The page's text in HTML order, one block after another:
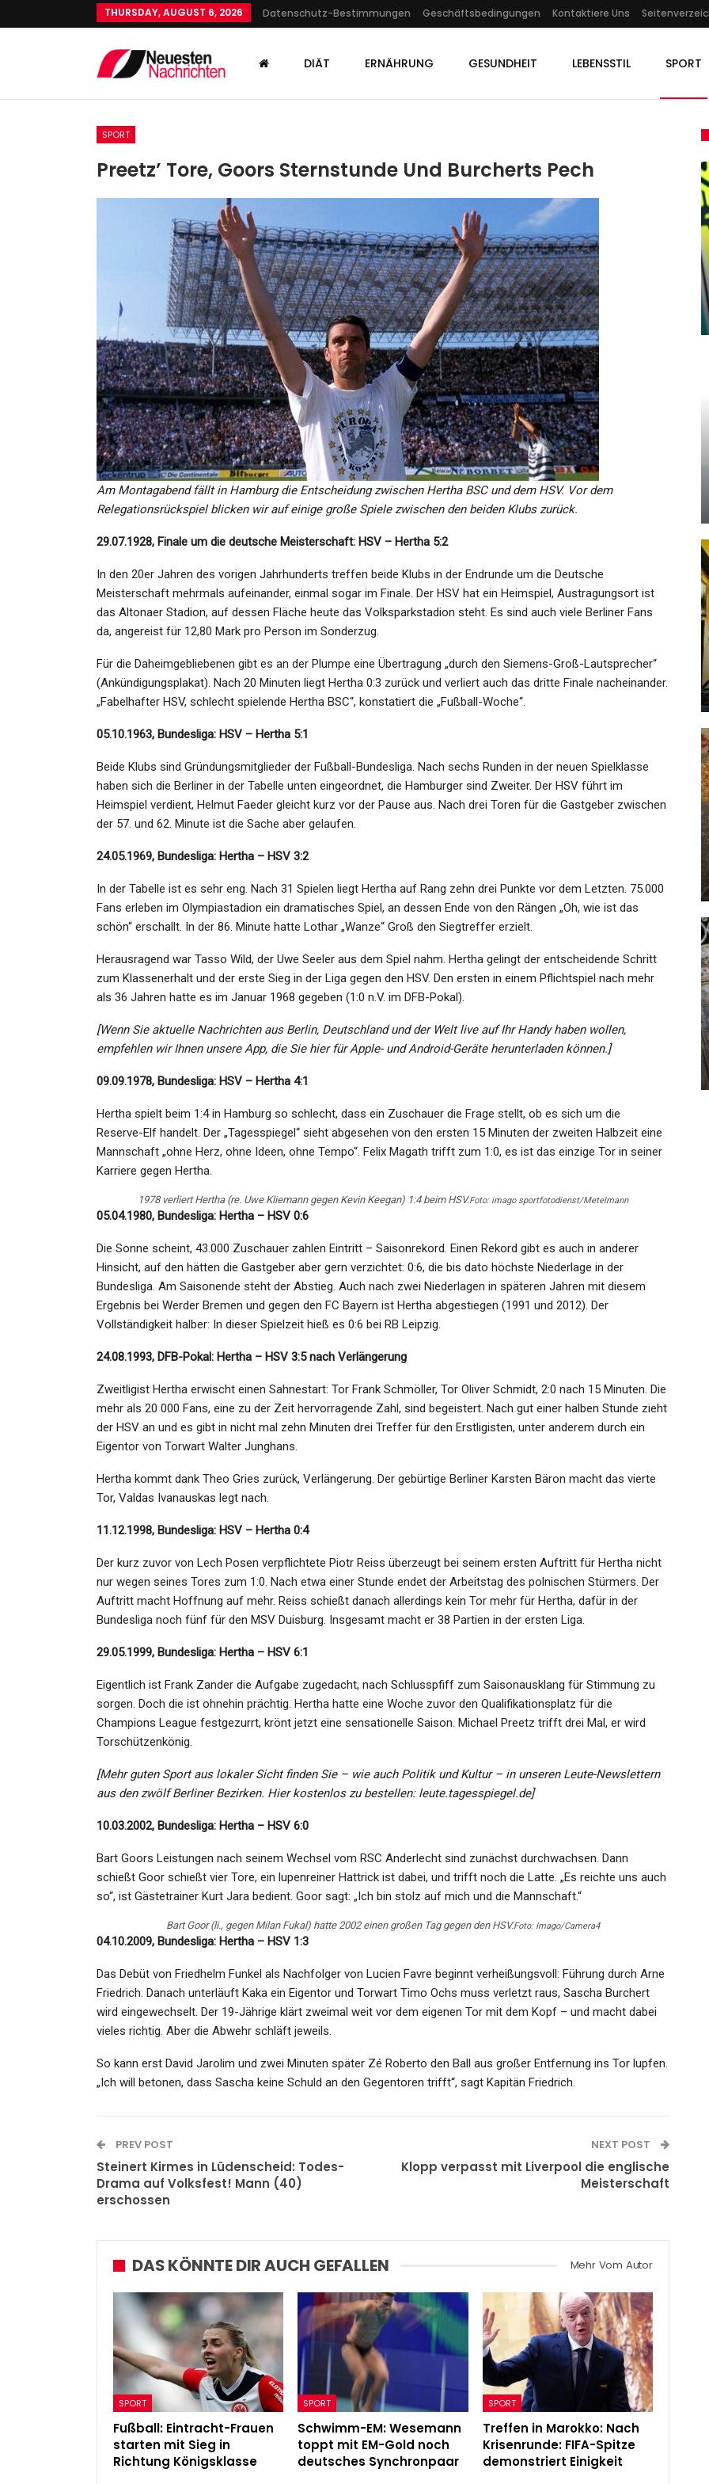
THURSDAY, AUGUST 6, 2026 Datenschutz-Bestimmungen Geschäftsbedingungen Kontaktiere Uns
DIÄT ERNÄHRUNG GESUNDHEIT LEBENSSTIL SPORT
SPORT
Preetz’ Tore, Goors Sternstunde Und Burcherts Pech
Am Montagabend fällt in Hamburg die Entscheidung zwischen Hertha BSC und dem HSV. Vor dem
Relegationsrückspiel blicken wir auf einige große Spiele zwischen den beiden Klubs zurück.
29.07.1928, Finale um die deutsche Meisterschaft: HSV – Hertha 5:2
In den 20er Jahren des vorigen Jahrhunderts treffen beide Klubs in der Endrunde um die Deutsche
Meisterschaft mehrmals aufeinander, einmal sogar im Finale. Der HSV hat ein Heimspiel, Austragungsort ist
das Altonaer Stadion, auf dessen Fläche heute das Volksparkstadion steht. Es sind auch viele Berliner Fans
da, angereist für 12,80 Mark pro Person im Sonderzug.
Für die Daheimgebliebenen gibt es an der Plumpe eine Übertragung „durch den Siemens-Groß-Lautsprecher“
(Ankündigungsplakat). Nach 20 Minuten liegt Hertha 0:3 zurück und verliert auch das dritte Finale nacheinander.
„Fabelhafter HSV, schlecht spielende Hertha BSC“, konstatiert die „Fußball-Woche“.
05.10.1963, Bundesliga: HSV – Hertha 5:1
Beide Klubs sind Gründungsmitglieder der Fußball-Bundesliga. Nach sechs Runden in der neuen Spielklasse
haben sich die Berliner in der Tabelle unten eingeordnet, die Hamburger sind Zweiter. Der HSV führt im
Heimspiel verdient, Helmut Faeder gleicht kurz vor der Pause aus. Nach drei Toren für die Gastgeber zwischen
der 57. und 62. Minute ist die Sache aber gelaufen.
24.05.1969, Bundesliga: Hertha – HSV 3:2
In der Tabelle ist es sehr eng. Nach 31 Spielen liegt Hertha auf Rang zehn drei Punkte vor dem Letzten. 75.000
Fans erleben im Olympiastadion ein dramatisches Spiel, an dessen Ende von den Rängen „Oh, wie ist das
schön“ erschallt. In der 86. Minute hatte Lothar „Wanze“ Groß den Siegtreffer erzielt.
Herausragend war Tasso Wild, der Uwe Seeler aus dem Spiel nahm. Hertha gelingt der entscheidende Schritt
zum Klassenerhalt und der erste Sieg in der Liga gegen den HSV. Den ersten in einem Pflichtspiel nach mehr
als 36 Jahren hatte es im Januar 1968 gegeben (1:0 n.V. im DFB-Pokal).
[Wenn Sie aktuelle Nachrichten aus Berlin, Deutschland und der Welt live auf Ihr Handy haben wollen,
empfehlen wir Ihnen unsere App, die Sie hier für Apple- und Android-Geräte herunterladen können.]
09.09.1978, Bundesliga: HSV – Hertha 4:1
Hertha spielt beim 1:4 in Hamburg so schlecht, dass ein Zuschauer die Frage stellt, ob es sich um die
Reserve-Elf handelt. Der „Tagesspiegel“ sieht abgesehen von den ersten 15 Minuten der zweiten Halbzeit eine
Mannschaft „ohne Herz, ohne Ideen, ohne Tempo“. Felix Magath trifft zum 1:0, es ist das einzige Tor in seiner
Karriere gegen Hertha.
1978 verliert Hertha (re. Uwe Kliemann gegen Kevin Keegan) 1:4 beim HSV.Foto: imago sportfotodienst/Metelmann
05.04.1980, Bundesliga: Hertha – HSV 0:6
Die Sonne scheint, 43.000 Zuschauer zahlen Eintritt – Saisonrekord. Einen Rekord gibt es auch in anderer
Hinsicht, auf den hätten die Gastgeber aber gern verzichtet: 0:6, die bis dato höchste Niederlage in der
Bundesliga. Am Saisonende steht der Abstieg. Auch nach zwei Niederlagen in späteren Jahren mit diesem
Ergebnis bei Werder Bremen und gegen den FC Bayern ist Hertha abgestiegen (1991 und 2012). Der
Vollständigkeit halber: In dieser Spielzeit hieß es 0:6 bei RB Leipzig.
24.08.1993, DFB-Pokal: Hertha – HSV 3:5 nach Verlängerung
Zweitligist Hertha erwischt einen Sahnestart: Tor Frank Schmöller, Tor Oliver Schmidt, 2:0 nach 15 Minuten. Die
mehr als 20 000 Fans, eine zu der Zeit hervorragende Zahl, sind begeistert. Nach gut einer halben Stunde zieht
der HSV an und es gibt in nicht mal zehn Minuten drei Treffer für den Erstligisten, unter anderem durch ein
Eigentor von Torwart Walter Junghans.
Hertha kommt dank Theo Gries zurück, Verlängerung. Der gebürtige Berliner Karsten Bäron macht das vierte
Tor, Valdas Ivanauskas legt nach.
11.12.1998, Bundesliga: HSV – Hertha 0:4
Der kurz zuvor von Lech Posen verpflichtete Piotr Reiss überzeugt bei seinem ersten Auftritt für Hertha nicht
nur wegen seines Tores zum 1:0. Nach etwa einer Stunde endet der Arbeitstag des polnischen Stürmers. Der
Auftritt macht Hoffnung auf mehr. Reiss schießt danach allerdings kein Tor mehr für Hertha, dafür in der
Bundesliga noch fünf für den MSV Duisburg. Insgesamt macht er 38 Partien in der ersten Liga.
29.05.1999, Bundesliga: Hertha – HSV 6:1
Eigentlich ist Frank Zander die Aufgabe zugedacht, nach Schlusspfiff zum Saisonausklang für Stimmung zu
sorgen. Doch die ist ohnehin prächtig. Hertha hatte eine Woche zuvor den Qualifikationsplatz für die
Champions League festgezurrt, krönt jetzt eine sensationelle Saison. Michael Preetz trifft drei Mal, er wird
Torschützenkönig.
[Mehr guten Sport aus lokaler Sicht finden Sie – wie auch Politik und Kultur – in unseren Leute-Newslettern
aus den zwölf Berliner Bezirken. Hier kostenlos zu bestellen: leute.tagesspiegel.de]
10.03.2002, Bundesliga: Hertha – HSV 6:0
Bart Goors Leistungen nach seinem Wechsel vom RSC Anderlecht sind zunächst durchwachsen. Dann
schießt Goor schießt vier Tore, ein lupenreiner Hattrick ist dabei, und trifft noch die Latte. „Es reichte uns auch
so“, ist Gästetrainer Kurt Jara bedient. Goor sagt: „Ich bin stolz auf mich und die Mannschaft.“
Bart Goor (li., gegen Milan Fukal) hatte 2002 einen großen Tag gegen den HSV.Foto: Imago/Camera4
04.10.2009, Bundesliga: Hertha – HSV 1:3
Das Debüt von Friedhelm Funkel als Nachfolger von Lucien Favre beginnt verheißungsvoll: Führung durch Arne
Friedrich. Danach unterläuft Kaka ein Eigentor und Torwart Timo Ochs muss verletzt raus, Sascha Burchert
wird eingewechselt. Der 19-Jährige klärt zweimal weit vor dem eigenen Tor mit dem Kopf – und macht dabei
vieles richtig. Aber die Abwehr schläft jeweils.
So kann erst David Jarolim und zwei Minuten später Zé Roberto den Ball aus großer Entfernung ins Tor lupfen.
„Ich will betonen, dass Sascha keine Schuld an den Gegentoren trifft“, sagt Kapitän Friedrich.
PREV POST
Steinert Kirmes in Lüdenscheid: Todes-
Drama auf Volksfest! Mann (40)
erschossen
NEXT POST
Klopp verpasst mit Liverpool die englische
Meisterschaft
DAS KÖNNTE DIR AUCH GEFALLEN Mehr Vom Autor
SPORT
Fußball: Eintracht-Frauen
starten mit Sieg in
Richtung Königsklasse
SPORT
Schwimm-EM: Wesemann
toppt mit EM-Gold noch
deutsches Synchronpaar
SPORT
Treffen in Marokko: Nach
Krisenrunde: FIFA-Spitze
demonstriert Einigkeit
KULTUR
Der Perfekte Film Für
Klimakleber?: Diese Highlights
Sind…
Admin Aug 14, 2024
SPORT
Champions League: BVB-
Verteidiger Schlotterbeck:
Team „in…
Admin Jan 21, 2025
KULTUR
In Die Suppe Gespuckt:
Feminismus, Wo Man(n)
Mitmuss
Admin Oct 28, 2023
„Das Geht In Richtung Anorexia
Athletica“
KULTUR
Action! Jobben Am Porno-Set
SPORT
Klarer Sieg Nach Fehlstart
Gegen Jodar: Zverev Mit
Titelform…
Admin Jun 2, 2026
KULTUR
Wenn Juden Mit Gebäck
Dealen: Die Besten Drogen
Berlins
Die Hüter Der Meere
Admin Jun 2, 2022
Streit Um Gutes Fernsehen